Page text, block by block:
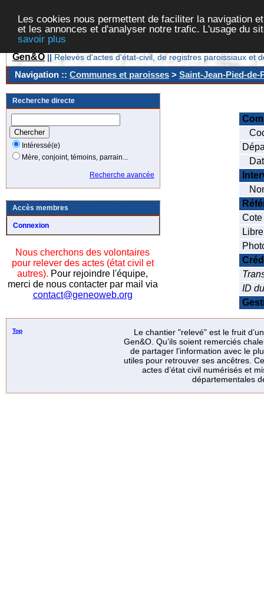
Les cookies nous permettent de faciliter la navigation
et les annonces et d'analyser notre trafic. L'usage du
savoir plus
Gen&O || Relevés d'actes d'état-civil, de registres paroissiaux et
Navigation :: Communes et paroisses > Saint-Jean-Pied-
Recherche directe
Intéressé(e)
Mère, conjoint, témoins, parrain...
Recherche avancée
Accès membres
Connexion
Nous cherchons des volontaires
pour relever des actes (état civil et
autres). Pour rejoindre l'équipe,
merci de nous contacter par mail via
contact@geneoweb.org
ID
Top
Le chantier "relevé" est le fruit
Gen&O. Qu’ils soient remerciés
de partager l’information avec le
utiles pour retrouver ses ancêtres.
actes d’état civil numérisés et
départementales